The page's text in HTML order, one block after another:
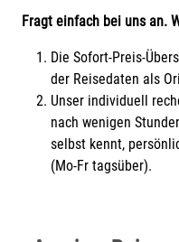
Fragt einfach bei uns an.
Die Sofort-Preis-
der Reisedaten als
Unser individuell
nach wenigen
selbst kennt,
(Mo-Fr tagsüber).